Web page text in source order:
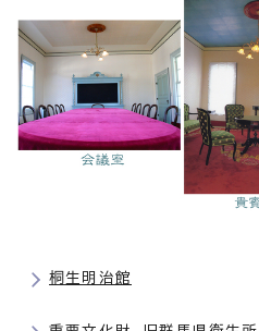
桐生明治館